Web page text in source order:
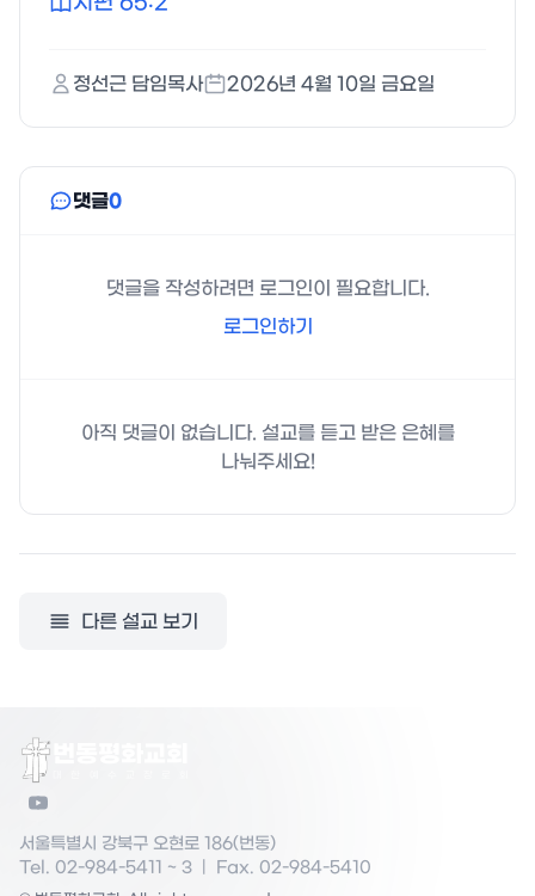
정선근 담임목사 2026년 4월 10일 금요일
댓글0
댓글을 작성하려면 로그인이 필요합니다.
로그인하기
아직 댓글이 없습니다. 설교를 듣고 받은 은혜를
나눠주세요!
다른 설교 보기
서울특별시 강북구 오현로 186(번동)
Tel. 02-984-5411 ~ 3
Fax. 02-984-5410